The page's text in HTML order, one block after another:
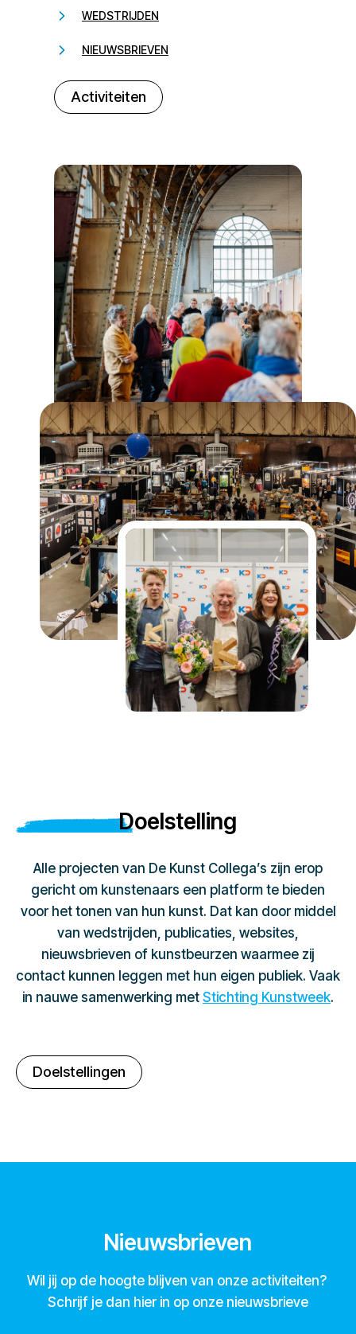
WEDSTRIJDEN
NIEUWSBRIEVEN
Activiteiten
232323
Doelstelling
Alle projecten van De Kunst Collega’s zijn erop
gericht om kunstenaars een platform te bieden
voor het tonen van hun kunst. Dat kan door middel
van wedstrijden, publicaties, websites,
nieuwsbrieven of kunstbeurzen waarmee zij
contact kunnen leggen met hun eigen publiek. Vaak
in nauwe samenwerking met Stichting Kunstweek.
Doelstellingen
Nieuwsbrieven
Wil jij op de hoogte blijven van onze activiteiten?
Schrijf je dan hier in op onze nieuwsbrieve